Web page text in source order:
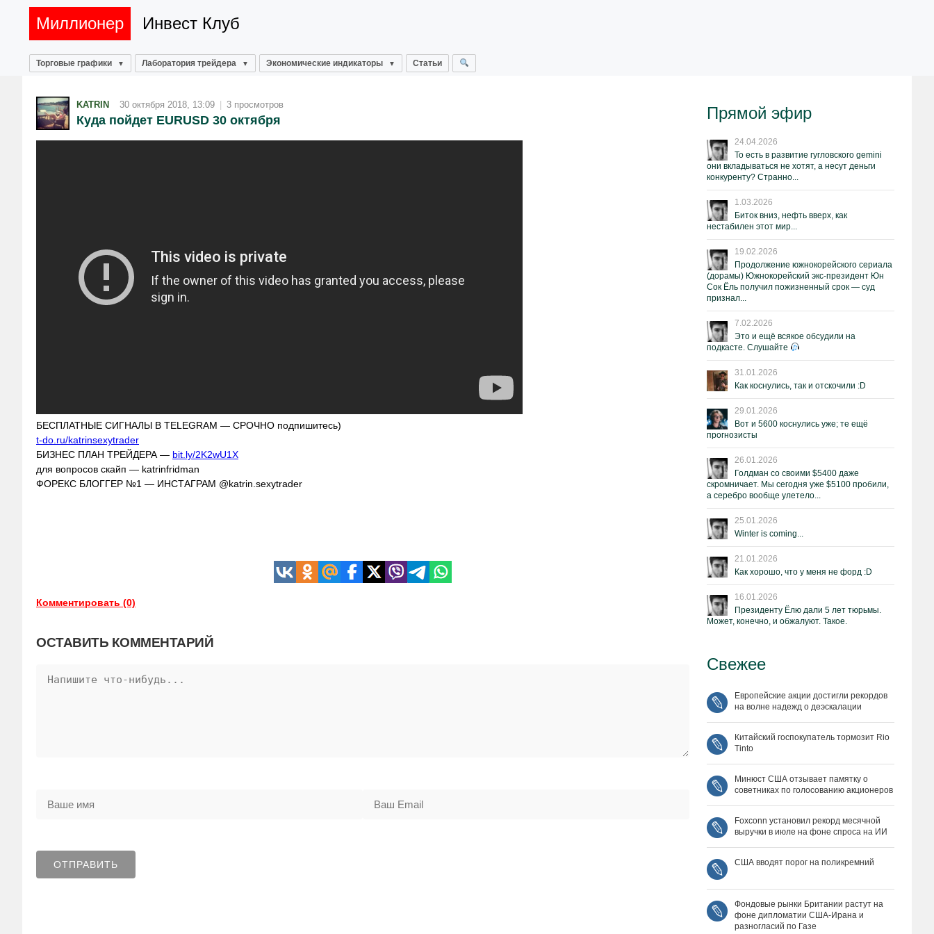
Миллионер Инвест Клуб
Торговые графики Лаборатория трейдера Экономические индикаторы Статьи
KATRIN 30 октября 2018, 13:09 | 3 просмотров
Куда пойдет EURUSD 30 октября
БЕСПЛАТНЫЕ СИГНАЛЫ В TELEGRAM — СРОЧНО подпишитесь)
t-do.ru/katrinsexytrader
БИЗНЕС ПЛАН ТРЕЙДЕРА — bit.ly/2K2wU1X
для вопросов скайп — katrinfridman
ФОРЕКС БЛОГГЕР №1 — ИНСТАГРАМ @katrin.sexytrader
Комментировать (0)
ОСТАВИТЬ КОММЕНТАРИЙ
Прямой эфир
24.04.2026
То есть в развитие гугловского gemini
они вкладываться не хотят, а несут деньги
конкуренту? Странно...
1.03.2026
Биток вниз, нефть вверх, как
нестабилен этот мир...
19.02.2026
Продолжение южнокорейского сериала
(дорамы) Южнокорейский экс-президент Юн
Сок Ёль получил пожизненный срок — суд
признал...
7.02.2026
Это и ещё всякое обсудили на
подкасте. Слушайте
31.01.2026
Как коснулись, так и отскочили :D
29.01.2026
Вот и 5600 коснулись уже; те ещё
прогнозисты
26.01.2026
Голдман со своими $5400 даже
скромничает. Мы сегодня уже $5100 пробили,
а серебро вообще улетело...
25.01.2026
Winter is coming...
21.01.2026
Как хорошо, что у меня не форд :D
16.01.2026
Президенту Ёлю дали 5 лет тюрьмы.
Может, конечно, и обжалуют. Такое.
Свежее
Европейские акции достигли рекордов
на волне надежд о деэскалации
Китайский госпокупатель тормозит Rio
Tinto
Минюст США отзывает памятку о
советниках по голосованию акционеров
Foxconn установил рекорд месячной
выручки в июле на фоне спроса на ИИ
США вводят порог на поликремний
Фондовые рынки Британии растут на
фоне дипломатии США‑Ирана и
разногласий по Газе